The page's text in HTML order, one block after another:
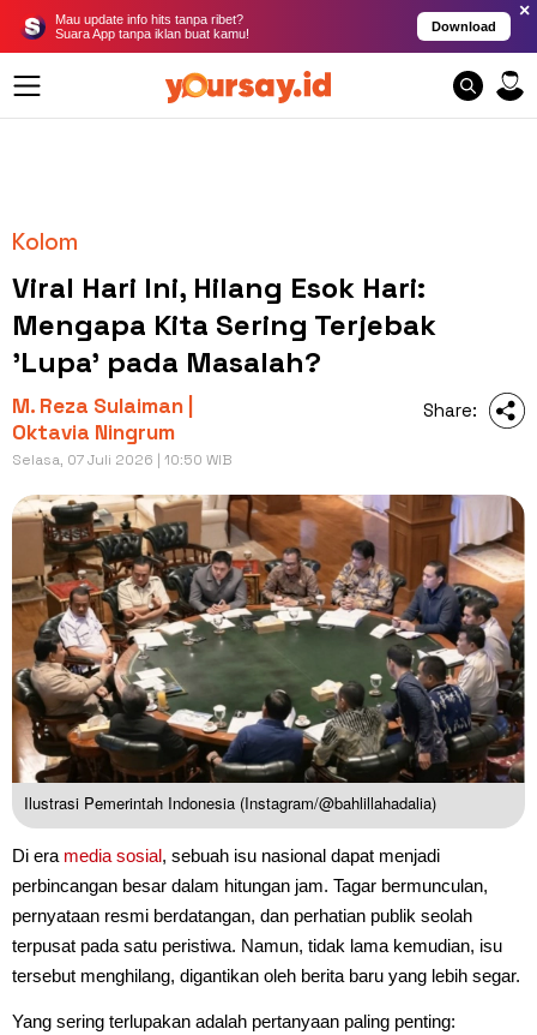
Mau update info hits tanpa ribet?
Suara App tanpa iklan buat kamu!
Download
×
Kolom
Viral Hari Ini, Hilang Esok Hari:
Mengapa Kita Sering Terjebak
'Lupa' pada Masalah?
M. Reza Sulaiman |
Oktavia Ningrum
Selasa, 07 Juli 2026 | 10:50 WIB
Share:
Ilustrasi Pemerintah Indonesia (Instagram/@bahlillahadalia)
Di era media sosial, sebuah isu nasional dapat menjadi
perbincangan besar dalam hitungan jam. Tagar bermunculan,
pernyataan resmi berdatangan, dan perhatian publik seolah
terpusat pada satu peristiwa. Namun, tidak lama kemudian, isu
tersebut menghilang, digantikan oleh berita baru yang lebih segar.
Yang sering terlupakan adalah pertanyaan paling penting: